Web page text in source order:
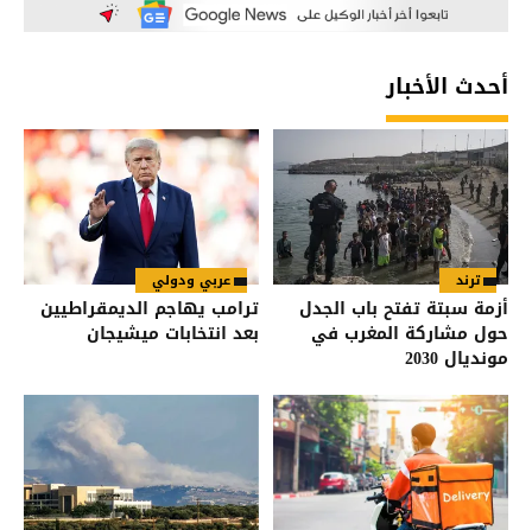
أحدث الأخبار
ترند
أزمة سبتة تفتح باب الجدل
حول مشاركة المغرب في
مونديال 2030
عربي ودولي
ترامب يهاجم الديمقراطيين
بعد انتخابات ميشيجان